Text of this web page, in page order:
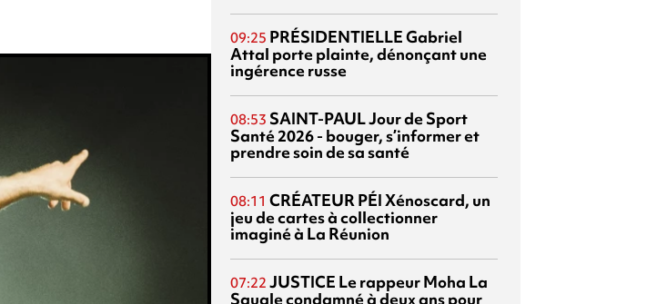
09:25 PRÉSIDENTIELLEGabriel
Attal porte plainte, dénonçant une
ingérence russe
08:53 SAINT-PAULJour de Sport
Santé 2026 - bouger, s’informer et
prendre soin de sa santé
08:11 CRÉATEUR PÉIXénoscard, un
jeu de cartes à collectionner
imaginé à La Réunion
07:22 JUSTICE Le rappeur Moha La
Squale condamné à deux ans pour